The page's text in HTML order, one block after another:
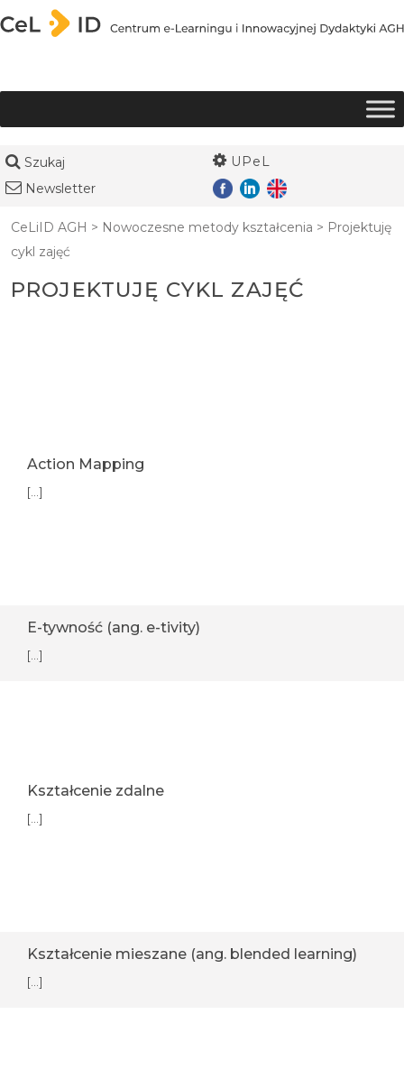
Przejdź do treści
Szukaj
UPeL
Newsletter
CeLiID AGH > Nowoczesne metody kształcenia > Projektuję
cykl zajęć
PROJEKTUJĘ CYKL ZAJĘĆ
Action Mapping
[...]
E-tywność (ang. e-tivity)
[...]
Kształcenie zdalne
[...]
Kształcenie mieszane (ang. blended learning)
[...]